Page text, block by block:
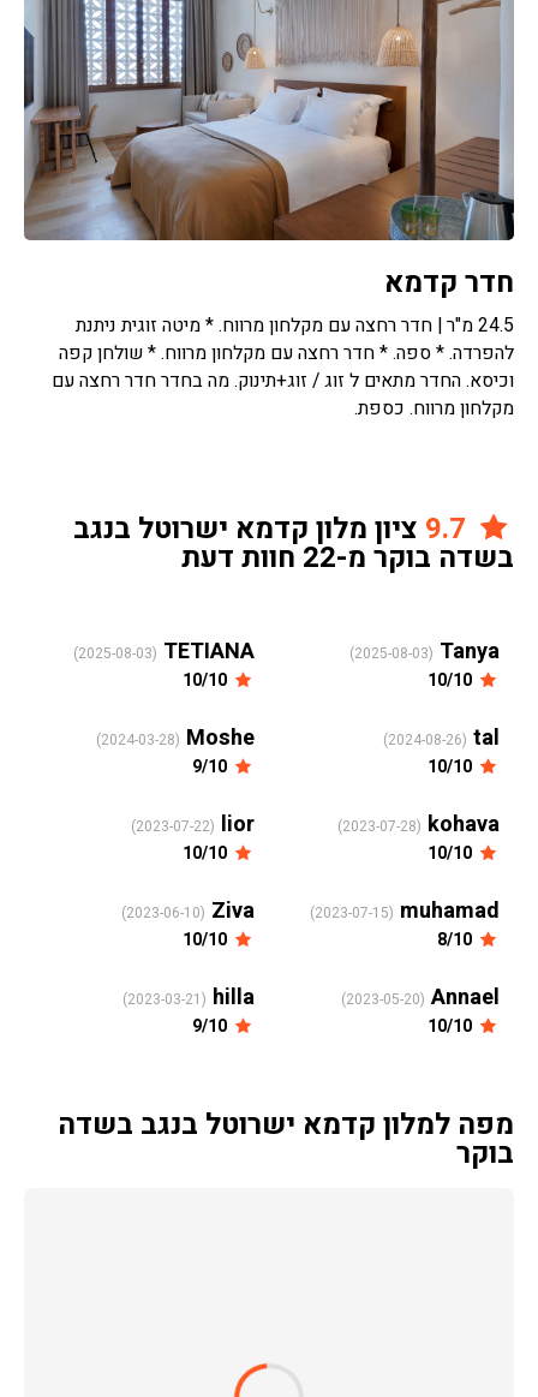
חדר קדמא
24.5 מ"ר | חדר רחצה עם מקלחון מרווח. * מיטה זוגית ניתנת
להפרדה. * ספה. * חדר רחצה עם מקלחון מרווח. * שולחן קפה
וכיסא. החדר מתאים ל זוג / זוג+תינוק. מה בחדר חדר רחצה עם
מקלחון מרווח. כספת.
ציון מלון קדמא ישרוטל בנגב
בשדה בוקר מ-22 חוות דעת
Tanya
(2025-08-03)
TETIANA
(2025-08-03)
tal
(2024-08-26)
Moshe
(2024-03-28)
kohava
(2023-07-28)
lior
(2023-07-22)
muhamad
(2023-07-15)
Ziva
(2023-06-10)
Annael
(2023-05-20)
hilla
(2023-03-21)
מפה למלון קדמא ישרוטל בנגב בשדה
בוקר